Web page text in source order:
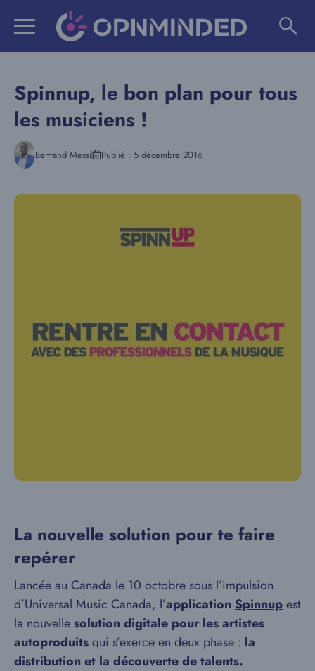
Spinnup, le bon plan pour tous
les musiciens !
Bertrand Messi Publié : 5 décembre 2016
La nouvelle solution pour te faire
repérer
Lancée au Canada le 10 octobre sous l’impulsion
d’Universal Music Canada, l’application Spinnupest
la nouvellesolution digitale pour les artistes
autoproduitsqui s’exerce en deux phase : la
distribution et la découverte de talents.